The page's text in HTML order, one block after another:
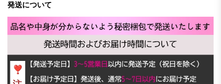
発送について